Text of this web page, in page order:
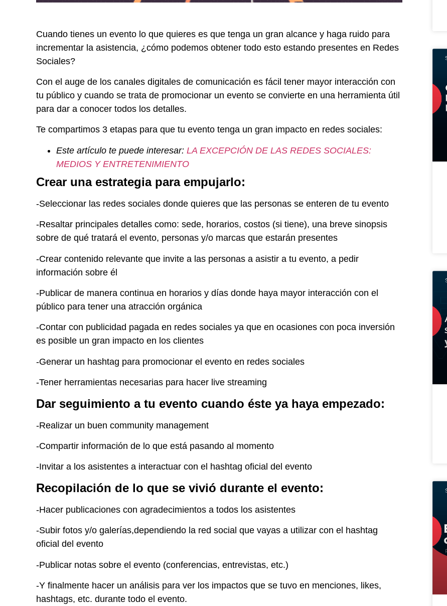
Cuando tienes un evento lo que quieres es que tenga un gran alcance y haga ruido para
incrementar la asistencia, ¿cómo podemos obtener todo esto estando presentes en Redes
Sociales?
Con el auge de los canales digitales de comunicación es fácil tener mayor interacción con
tu público y cuando se trata de promocionar un evento se convierte en una herramienta útil
para dar a conocer todos los detalles.
Te compartimos 3 etapas para que tu evento tenga un gran impacto en redes sociales:
Este artículo te puede interesar: LA EXCEPCIÓN DE LAS REDES SOCIALES:
MEDIOS Y ENTRETENIMIENTO
Crear una estrategia para empujarlo:
-Seleccionar las redes sociales donde quieres que las personas se enteren de tu evento
-Resaltar principales detalles como: sede, horarios, costos (si tiene), una breve sinopsis
sobre de qué tratará el evento, personas y/o marcas que estarán presentes
-Crear contenido relevante que invite a las personas a asistir a tu evento, a pedir
información sobre él
-Publicar de manera continua en horarios y días donde haya mayor interacción con el
público para tener una atracción orgánica
-Contar con publicidad pagada en redes sociales ya que en ocasiones con poca inversión
es posible un gran impacto en los clientes
-Generar un hashtag para promocionar el evento en redes sociales
-Tener herramientas necesarias para hacer live streaming
Dar seguimiento a tu evento cuando éste ya haya empezado:
-Realizar un buen community management
-Compartir información de lo que está pasando al momento
-Invitar a los asistentes a interactuar con el hashtag oficial del evento
Recopilación de lo que se vivió durante el evento:
-Hacer publicaciones con agradecimientos a todos los asistentes
-Subir fotos y/o galerías,dependiendo la red social que vayas a utilizar con el hashtag
oficial del evento
-Publicar notas sobre el evento (conferencias, entrevistas, etc.)
-Y finalmente hacer un análisis para ver los impactos que se tuvo en menciones, likes,
hashtags, etc. durante todo el evento.